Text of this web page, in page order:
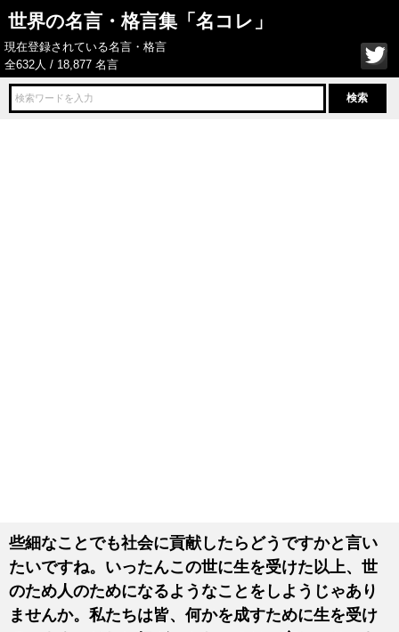
世界の名言・格言集「名コレ」
現在登録されている名言・格言
全632人 / 18,877 名言
些細なことでも社会に貢献したらどうですかと言い
たいですね。いったんこの世に生を受けた以上、世
のため人のためになるようなことをしようじゃあり
ませんか。私たちは皆、何かを成すために生を受け